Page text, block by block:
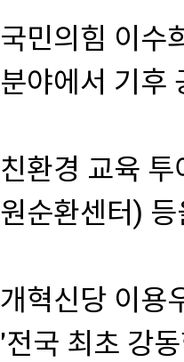
국민의힘 이수
분야에서 기후
친환경 교육
원순환센터)
개혁신당 이용
'전국 최초 강